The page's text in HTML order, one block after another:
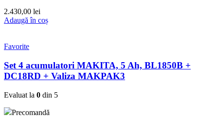
2.430,00 lei
Adaugă în coș
Favorite
Set 4 acumulatori MAKITA, 5 Ah, BL1850B +
DC18RD + Valiza MAKPAK3
Evaluat la 0 din 5
Precomandă